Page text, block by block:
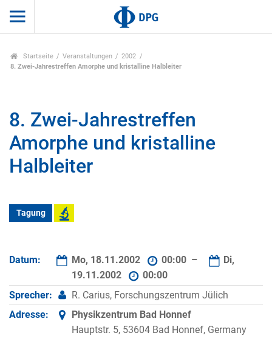
Startseite Veranstaltungen
2002
8. Zwei-Jahrestreffen Amorphe und kristalline Halbleiter
8. Zwei-Jahrestreffen
Amorphe und kristalline
Halbleiter
Tagung
Datum: Mo, 18.11.2002 00:00 –
Di,
19.11.2002
00:00
Sprecher:
R. Carius, Forschungszentrum Jülich
Adresse:
Physikzentrum Bad Honnef
Hauptstr. 5, 53604 Bad Honnef, Germany